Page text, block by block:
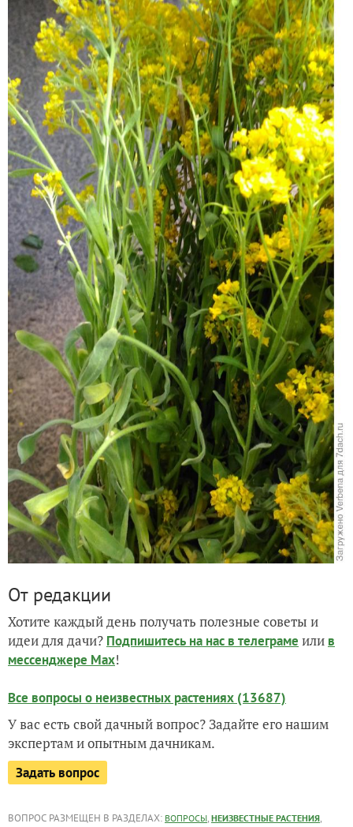
От редакции
Хотите каждый день получать полезные советы и
идеи для дачи? Подпишитесь на нас в телеграме или в
мессенджере Max!
Все вопросы о неизвестных растениях (13687)
У вас есть свой дачный вопрос? Задайте его нашим
экспертам и опытным дачникам.
Задать вопрос
ВОПРОС РАЗМЕЩЕН В РАЗДЕЛАХ: ВОПРОСЫ, НЕИЗВЕСТНЫЕ РАСТЕНИЯ,